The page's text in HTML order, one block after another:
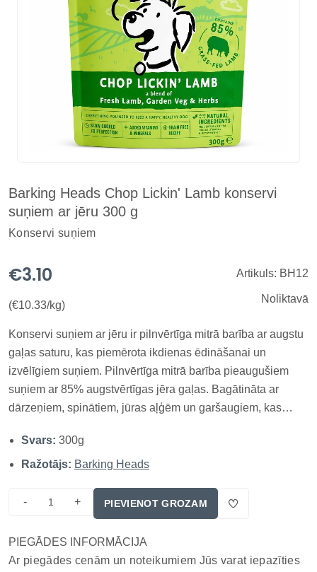
Barking Heads Chop Lickin' Lamb konservi
suņiem ar jēru 300 g
Konservi suņiem
€3.10
(€10.33/kg)
Artikuls: BH12
Noliktavā
Konservi suņiem ar jēru ir pilnvērtīga mitrā barība ar augstu
gaļas saturu, kas piemērota ikdienas ēdināšanai un
izvēlīgiem suņiem. Pilnvērtīga mitrā barība pieaugušiem
suņiem ar 85% augstvērtīgas jēra gaļas. Bagātināta ar
dārzeņiem, spinātiem, jūras aļģēm un garšaugiem, kas
Ideāla izvēle suņiem, kuri novērtē dabīgu, gardu un
veselīgu uzturu...
Svars: 300g
Ražotājs: Barking Heads
- + PIEVIENOT GROZAM
PIEGĀDES INFORMĀCIJA
Ar piegādes cenām un noteikumiem Jūs varat iepazīties